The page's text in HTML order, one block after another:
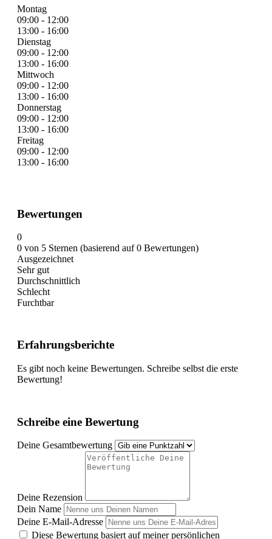
Montag
09:00 - 12:00
13:00 - 16:00
Dienstag
09:00 - 12:00
13:00 - 16:00
Mittwoch
09:00 - 12:00
13:00 - 16:00
Donnerstag
09:00 - 12:00
13:00 - 16:00
Freitag
09:00 - 12:00
13:00 - 16:00
Bewertungen
0
0 von 5 Sternen (basierend auf 0 Bewertungen)
Ausgezeichnet
Sehr gut
Durchschnittlich
Schlecht
Furchtbar
Erfahrungsberichte
Es gibt noch keine Bewertungen. Schreibe selbst die erste
Bewertung!
Schreibe eine Bewertung
Deine Gesamtbewertung
Deine Rezension
Dein Name
Deine E-Mail-Adresse
Diese Bewertung basiert auf meiner persönlichen